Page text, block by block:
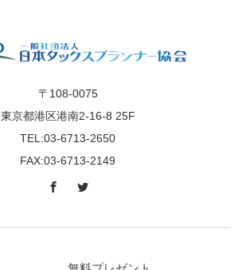
〒108-0075
東京都港区港南2-16-8 25F
TEL:03-6713-2650
FAX:03-6713-2149